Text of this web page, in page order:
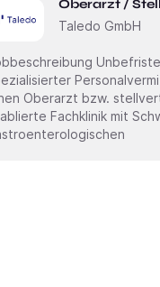
Oberarzt /
Taledo GmbH
Unbefristete Festanstellung | Rehabilitationsklinik | Norddeutschland Wir sind ein
(m/w/d) . Unser Mandant ist eine
Fachklinik mit